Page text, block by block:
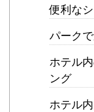
便利な
パーク
ホテル
ング
ホテル